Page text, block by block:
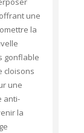
une
la
gonflable
cloisons
une
anti-
la